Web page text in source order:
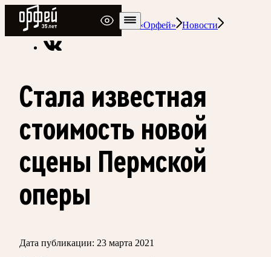
Радио Орфей
Радио классической музыки «Орфей»
Новости
Стала известная
стоимость новой
сцены Пермской
оперы
Дата публикации: 23 марта 2021